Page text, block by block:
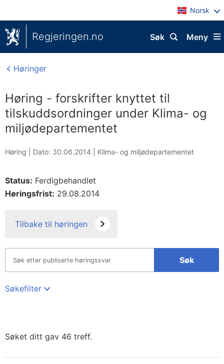
Norsk
Regjeringen.no Meny
Søk
Høringer
Høring - forskrifter knyttet til
tilskuddsordninger under Klima- og
miljødepartementet
Høring | Dato: 30.06.2014 Klima- og miljødepartementet
Status: Ferdigbehandlet
Høringsfrist: 29.08.2014
Tilbake til høringen
Søk
Søkefilter
Søket ditt gav 46 treff.